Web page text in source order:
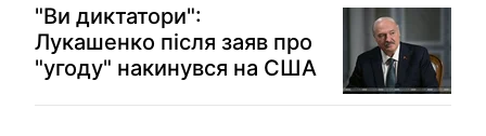
"Ви диктатори":
Лукашенко після заяв про
"угоду" накинувся на США